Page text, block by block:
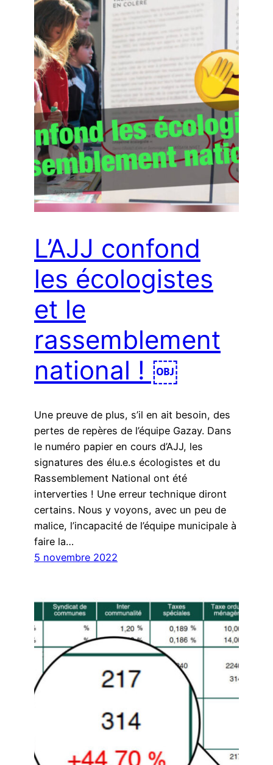
L’AJJ confond
les écologistes
et le
rassemblement
national ! ￼
Une preuve de plus, s’il en ait besoin, des
pertes de repères de l’équipe Gazay. Dans
le numéro papier en cours d’AJJ, les
signatures des élu.e.s écologistes et du
Rassemblement National ont été
interverties ! Une erreur technique diront
certains. Nous y voyons, avec un peu de
malice, l’incapacité de l’équipe municipale à
faire la…
5 novembre 2022